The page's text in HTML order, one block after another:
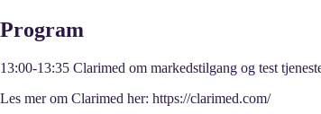
Program
13:00-13:35 Clarimed om markedstilgang og test
Les mer om Clarimed her: https://clarimed.com/